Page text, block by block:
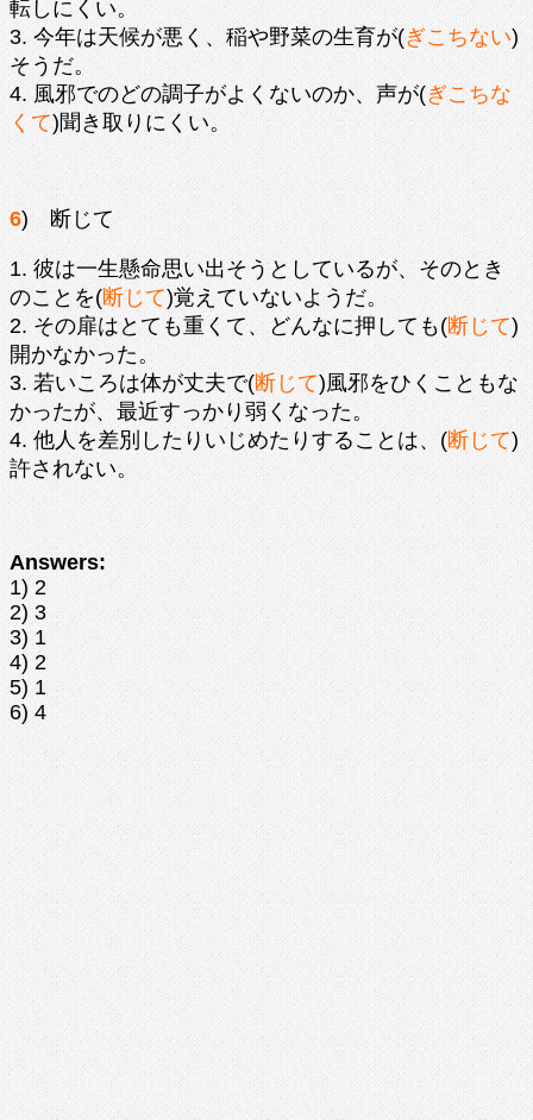
転しにくい。
3. 今年は天候が悪く、稲や野菜の生育が(ぎこちない)
そうだ。
4. 風邪でのどの調子がよくないのか、声が(ぎこちな
くて)聞き取りにくい。
6) 断じて
1. 彼は一生懸命思い出そうとしているが、そのとき
のことを(断じて)覚えていないようだ。
2. その扉はとても重くて、どんなに押しても(断じて)
開かなかった。
3. 若いころは体が丈夫で(断じて)風邪をひくこともな
かったが、最近すっかり弱くなった。
4. 他人を差別したりいじめたりすることは、(断じて)
許されない。
Answers:
1) 2
2) 3
3) 1
4) 2
5) 1
6) 4